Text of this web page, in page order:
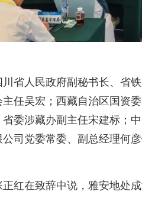
川省人民政府副秘书长、省
主任吴宏；西藏自治区国资
省委涉藏办副主任宋建标；
公司党委常委、副总经理何
正红在致辞中说，雅安地处